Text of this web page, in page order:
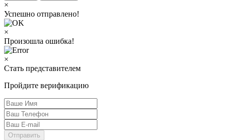
×
Успешно отправлено!
×
Произошла ошибка!
×
Стать представителем
Пройдите верификацию
Отправить